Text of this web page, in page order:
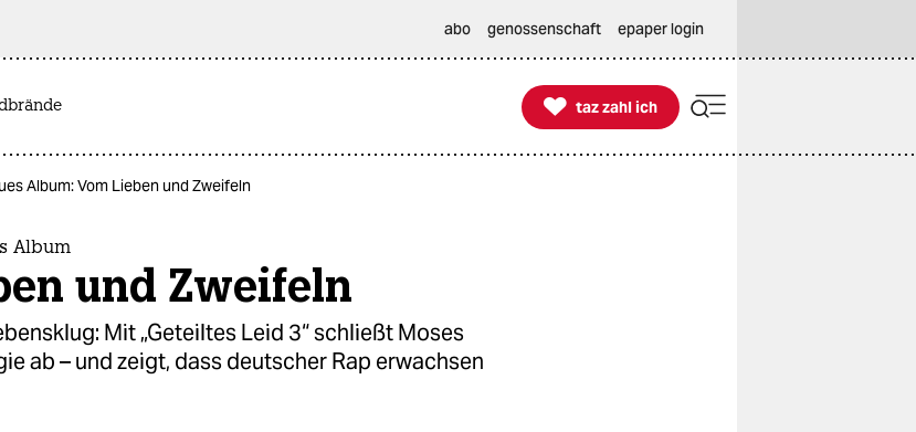
abo genossenschaft epaper login

taz zahl ich
taz zahl ich
Album: Vom Lieben und Zweifeln
Album
und Zweifeln
Mit „Geteiltes Leid 3“ schließt Moses
ab – und zeigt, dass deutscher Rap erwachsen